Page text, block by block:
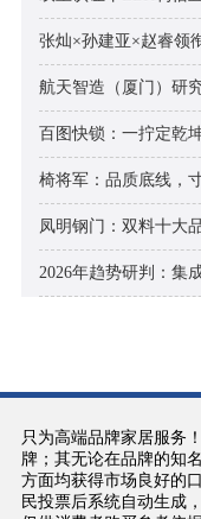
张灿×孙建亚×赵睿领
航天智造（厦门）研
百图快锁：一拧定乾
椅将军：品质底线，
凤明钢门：双料十大
2026年趋势研判：集
只为高端品牌家居服务
牌；其无论在品牌的知
方面均获得市场良好的
民投票后系统自动生成